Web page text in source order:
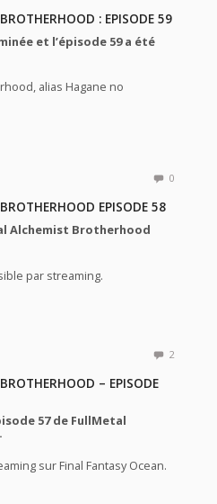
: EPISODE 59
et l’épisode 59 a été
alias Hagane no
0
EPISODE 58
Alchemist Brotherhood
par streaming.
2
– EPISODE
57 de FullMetal
sur Final Fantasy Ocean.